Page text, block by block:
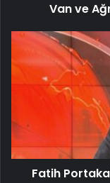
Van ve
Fatih